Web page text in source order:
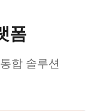
폼
합 솔루션